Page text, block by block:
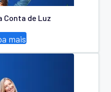
Conta de Luz
mais